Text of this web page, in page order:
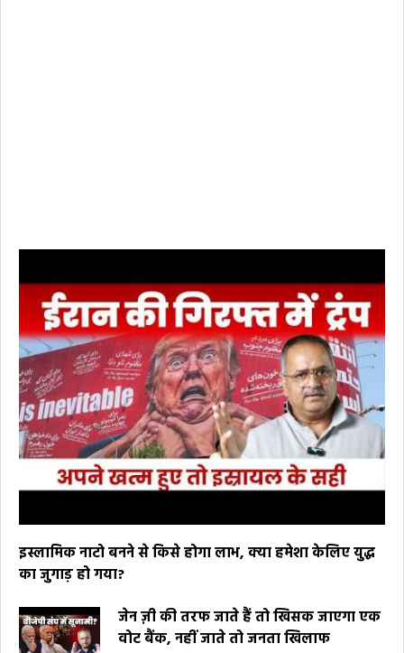
इस्लामिक नाटो बनने से किसे होगा लाभ, क्या हमेशा केलिए युद्ध
का जुगाड़ हो गया?
जेन ज़ी की तरफ जाते हैं तो खिसक जाएगा एक
वोट बैंक, नहीं जाते तो जनता खिलाफ